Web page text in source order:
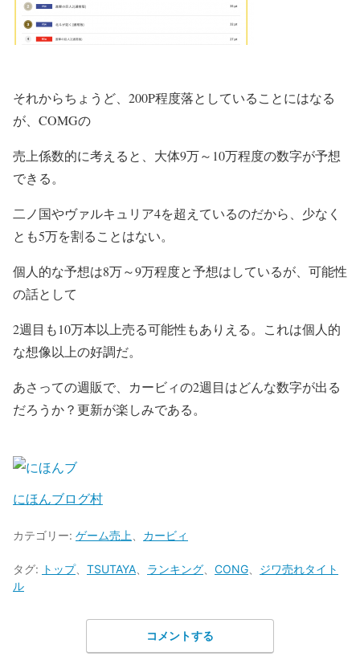
それからちょうど、200P程度落としていることにはなる
が、COMGの
売上係数的に考えると、大体9万～10万程度の数字が予想
できる。
二ノ国やヴァルキュリア4を超えているのだから、少なく
とも5万を割ることはない。
個人的な予想は8万～9万程度と予想はしているが、可能性
の話として
2週目も10万本以上売る可能性もありえる。これは個人的
な想像以上の好調だ。
あさっての週販で、カービィの2週目はどんな数字が出る
だろうか？更新が楽しみである。
にほんブログ村
カテゴリー: ゲーム売上 カービィ
タグ: トップ、 TSUTAYA ランキング CONG
ジワ売れタイト
ル
コメントする